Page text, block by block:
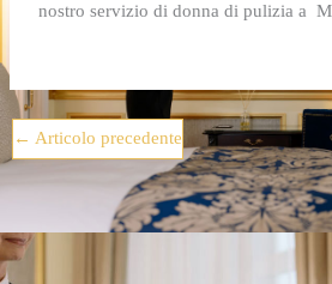
nostro servizio didonna di pulizia a
← Articolo precedente